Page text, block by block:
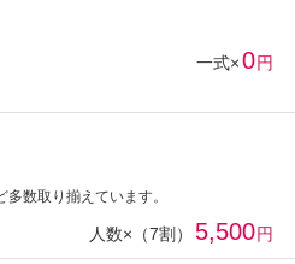
一式×0円
数取り揃えています。
人数×（7割） 5,500円